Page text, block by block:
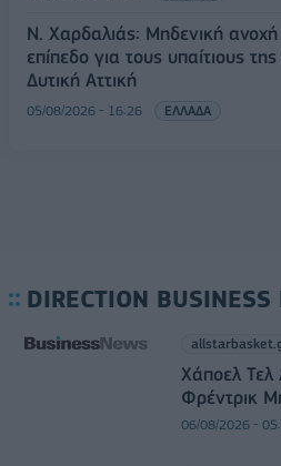
Ν. Χαρδαλιάς: Μηδενική ανοχή
επίπεδο για τους υπαίτιους
Δυτική Αττική
05/08/2026 - 16:26 ΕΛΛΑΔΑ
DIRECTION BUSINESS
Χάποελ Τελ
Φρέντρικ
06/08/2026 -